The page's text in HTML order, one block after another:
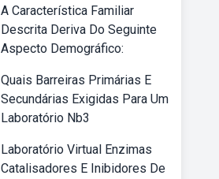
A Característica Familiar
Descrita Deriva Do Seguinte
Aspecto Demográfico:
Quais Barreiras Primárias E
Secundárias Exigidas Para Um
Laboratório Nb3
Laboratório Virtual Enzimas
Catalisadores E Inibidores De